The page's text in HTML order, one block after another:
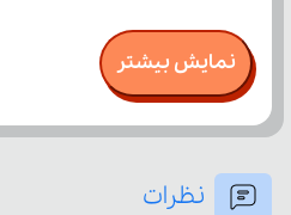
نمایش بیشتر
نظرات